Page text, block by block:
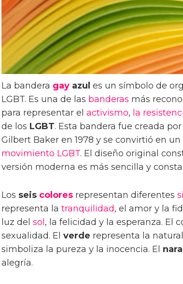
La bandera gay azul es un símbolo de
LGBT. Es una de las banderas más
para representar el activismo, la
de los LGBT. Esta bandera fue creada
Gilbert Baker en 1978 y se convirtió en
movimiento LGBT. El diseño original
versión moderna es más sencilla y
Los seis colores representan diferentes
representa la tranquilidad, el amor y la
luz del sol , la felicidad y la esperanza. El
sexualidad. El verde representa la
simboliza la pureza y la inocencia. El
alegría.